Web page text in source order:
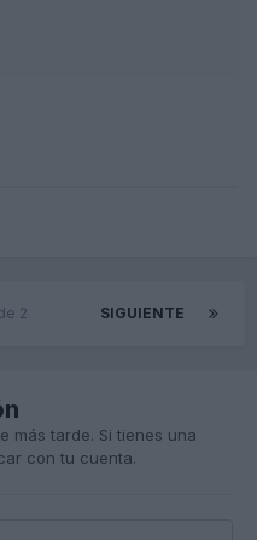
SIGUIENTE
2
más tarde. Si tienes una
con tu cuenta.